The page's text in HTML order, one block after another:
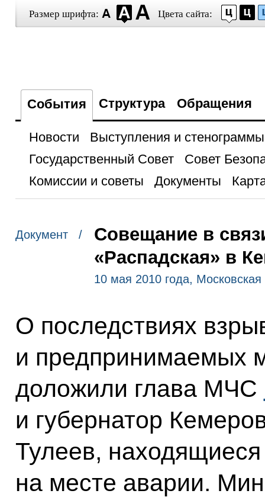
Размер шрифта: Цвета сайта:
События Структура Обращения
Новости
Выступления и стенограммы
Государственный Совет
Совет
Комиссии и советы
Документы
Документ /
Совещание в
«Распадская» в
10 мая 2010 года, Московская
О последствиях
и предпринимаемых
доложили глава МЧС
и губернатор
Тулеев,
на месте аварии.